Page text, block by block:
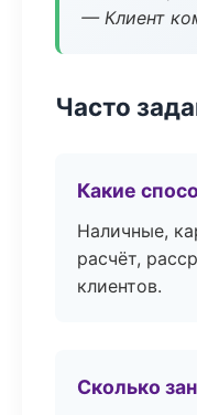
— Клиент
Часто
Какие
Наличные,
расчёт,
клиентов.
Сколько